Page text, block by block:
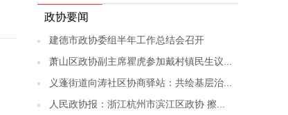
政协要闻
建德市政协委组半年工作总结会召开
萧山区政协副主席瞿虎参加戴村镇民生议...
义蓬街道向涛社区协商驿站：共绘基层治...
人民政协报：浙江杭州市滨江区政协 擦...